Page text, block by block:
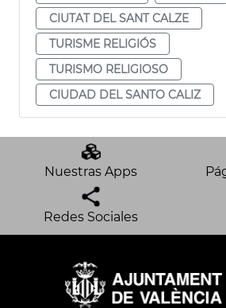
CIUTAT DEL SANT CALZE
TURISME RELIGIÓS
TURISMO RELIGIOSO
CIUDAD DEL SANTO CALIZ
Nuestras Apps
Redes Sociales